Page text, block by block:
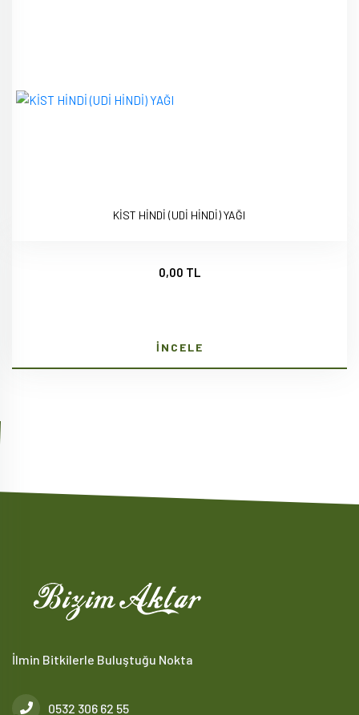
KİST HİNDİ (UDİ HİNDİ) YAĞI
0,00 TL
İNCELE
İlmin Bitkilerle Buluştuğu Nokta
0532 306 62 55